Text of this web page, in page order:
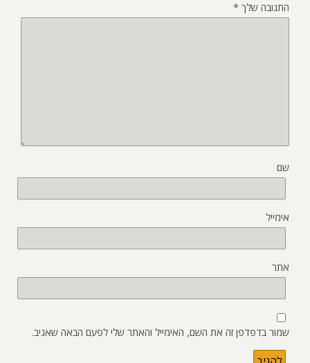
התגובה שלך *
שם
אימייל
אתר
שמור בדפדפן זה את השם, האימייל והאתר שלי לפעם הבאה שאגיב.